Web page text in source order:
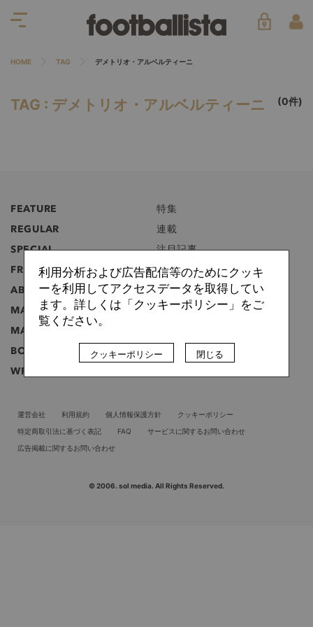
HOME TAG デメトリオ・アルベルティーニ
TAG : デメトリオ・アルベルティーニ (0件)
FEATURE
特集
REGULAR
連載
SPECIAL
注目記事
FREE
無料記事
ABOUT
フットボリスタとは？
MANIFEST
マニフェスト
MAGAZINE
BOOK
書籍
WRITER
運営会社 利用規約 個人情報保護方針
クッキーポリシー
特定商取引法に基づく表記
FAQ
サービスに関するお問い合わせ
広告掲載に関するお問い合わせ
© 2006. sol media. All Rights Reserved.
利用分析および広告配信等のためにクッキ
ーを利用してアクセスデータを取得してい
ます。詳しくは「クッキーポリシー」をご
覧ください。
クッキーポリシー 閉じる